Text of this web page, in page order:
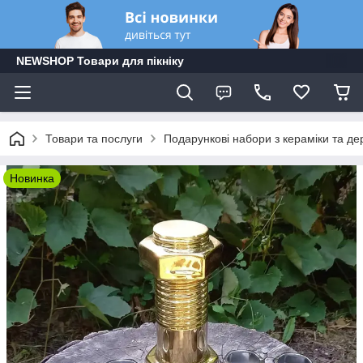
NEWSHOP Товари для пікніку
Товари та послуги Подарункові набори з кераміки та
Новинка